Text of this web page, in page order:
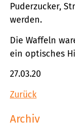
Puderzucker,
werden.
Die Waffeln
ein optisches
27.03.20
Zurück
Archiv